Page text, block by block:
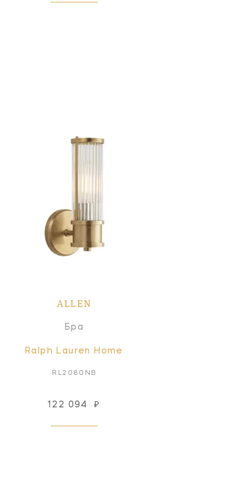
ALLEN
Бра
Ralph Lauren Home
RL2080NB
122 094 ₽